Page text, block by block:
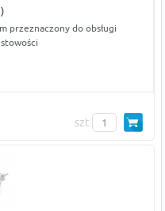
przeznaczony do obsługi
szt